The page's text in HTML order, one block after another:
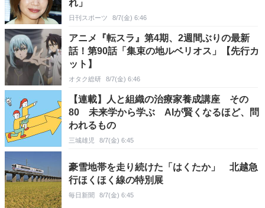
れ」
日刊スポーツ 8/7(金) 6:46
アニメ『転スラ』第4期、2週間ぶりの最新
話！第90話「集束の地ルベリオス」【先行カ
ット】
オタク総研 8/7(金) 6:46
【連載】人と組織の治療家養成講座 その
80 未来学から学ぶ AIが賢くなるほど、問
われるもの
三城雄児 8/7(金) 6:45
豪雪地帯を走り続けた「はくたか」 北越急
行ほくほく線の特別展
毎日新聞 8/7(金) 6:45